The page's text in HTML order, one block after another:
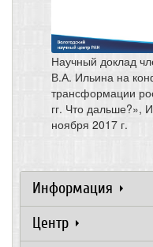
Научный доклад
В.А. Ильина на
трансформации
гг. Что дальше?»,
ноября 2017 г.
Информация
Центр